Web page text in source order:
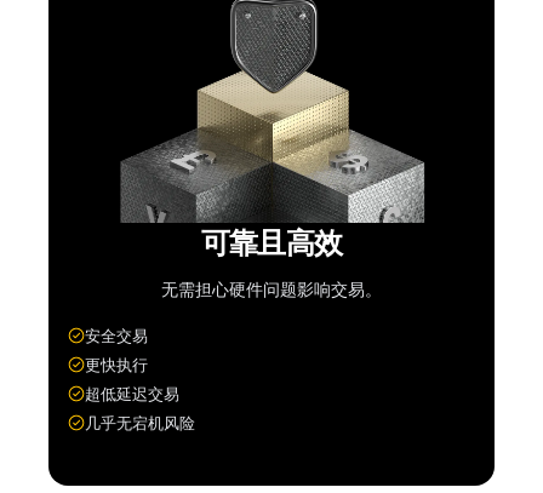
可靠且高效
无需担心硬件问题影响交易。
安全交易
更快执行
超低延迟交易
几乎无宕机风险